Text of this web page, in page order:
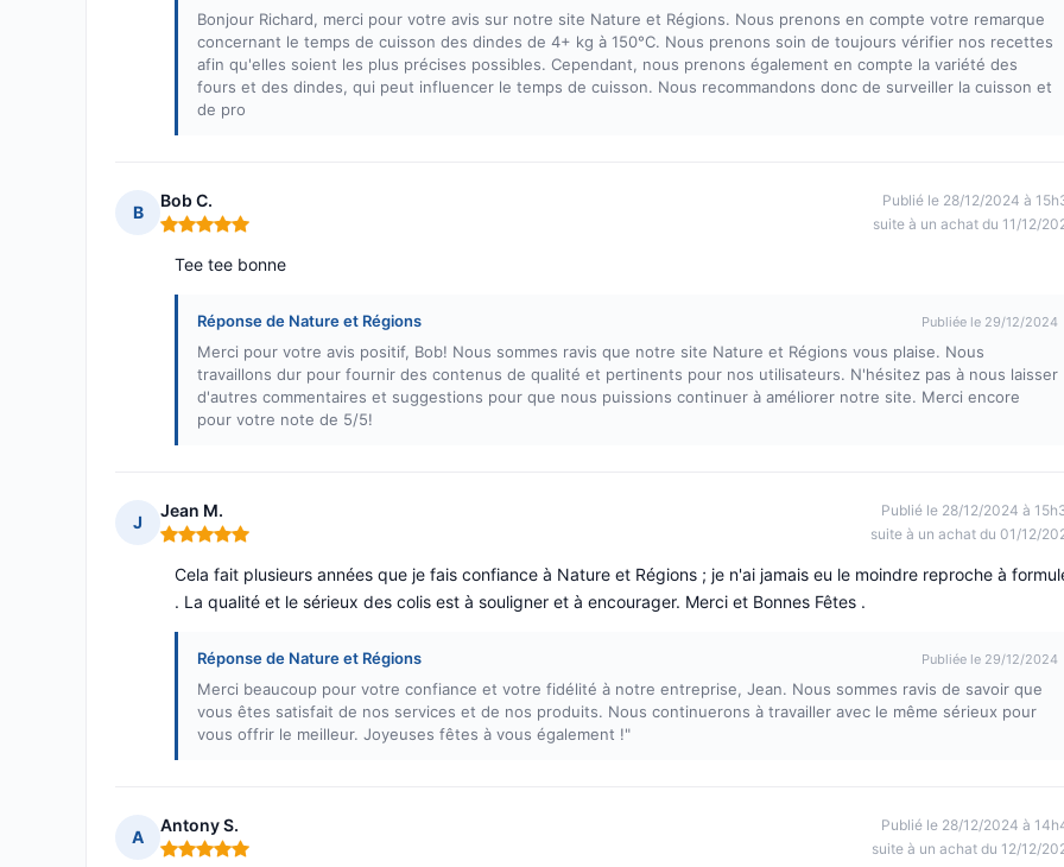
Bonjour Richard, merci pour votre avis sur notre site Nature et Régions. Nous prenons en compte votre remarque
concernant le temps de cuisson des dindes de 4+ kg à 150°C. Nous prenons soin de toujours vérifier nos recettes
afin qu'elles soient les plus précises possibles. Cependant, nous prenons également en compte la variété des
fours et des dindes, qui peut influencer le temps de cuisson. Nous recommandons donc de surveiller la cuisson et
de pro
B
Bob C.
Note : 5 sur 5
Publié le 28/12/2024 à
suite à un achat du 11/12/
Tee tee bonne
Réponse de Nature et Régions Publiée le 29/12/2024
Merci pour votre avis positif, Bob! Nous sommes ravis que notre site Nature et Régions vous plaise. Nous
travaillons dur pour fournir des contenus de qualité et pertinents pour nos utilisateurs. N'hésitez pas à nous laisser
d'autres commentaires et suggestions pour que nous puissions continuer à améliorer notre site. Merci encore
pour votre note de 5/5!
J
Jean M.
Note : 5 sur 5
Publié le 28/12/2024 à
suite à un achat du 01/12/
Cela fait plusieurs années que je fais confiance à Nature et Régions ; je n'ai jamais eu le moindre reproche à
. La qualité et le sérieux des colis est à souligner et à encourager. Merci et Bonnes Fêtes .
Réponse de Nature et Régions Publiée le 29/12/2024
Merci beaucoup pour votre confiance et votre fidélité à notre entreprise, Jean. Nous sommes ravis de savoir que
vous êtes satisfait de nos services et de nos produits. Nous continuerons à travailler avec le même sérieux pour
vous offrir le meilleur. Joyeuses fêtes à vous également !"
A
Antony S.
Note : 5 sur 5
Publié le 28/12/2024 à
suite à un achat du 12/12/